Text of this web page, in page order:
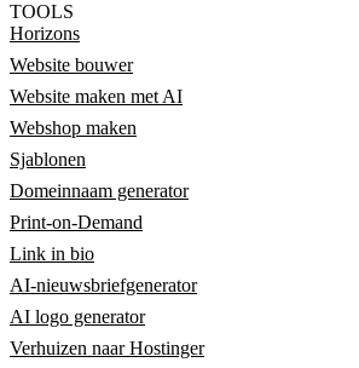
TOOLS
Horizons
Website bouwer
Website maken met AI
Webshop maken
Sjablonen
Domeinnaam generator
Print-on-Demand
Link in bio
AI-nieuwsbriefgenerator
AI logo generator
Verhuizen naar Hostinger